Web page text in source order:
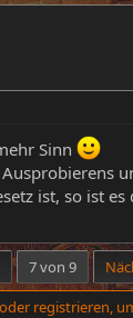
Sinn
ist, so ist es
7 von 9
registrieren,